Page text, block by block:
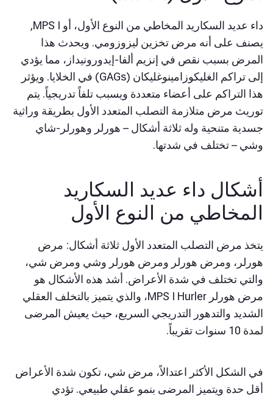
داء عديد السكاريد المخاطي من النوع الأول، أو MPS I,
يصنف على أنه مرض تخزين ليزوزومي. ويحدث هذا
المرض بسبب نقص في إنزيم ألفا-إيدورونيداز، مما يؤدي
إلى تراكم الغليكوزامينوغليكان (GAGs) في الخلايا. ويؤثر
هذا التراكم على أعضاء متعددة ويسبب تلفاً تدريجياً. يتم
توريث مرض متلازمة التصلب المتعدد الأول بطريقة وراثية
جسدية متنحية وله ثلاثة أشكال – هورلر وهورلر-شاي
وشي – تختلف في شدتها.
أشكال داء عديد السكاريد
المخاطي من النوع الأول
يتخذ مرض التصلب المتعدد الأول ثلاثة أشكال: مرض
هورلر، ومرض هورلر ومرض هورلر وشي ومرض شي،
والتي تختلف في شدة الأعراض. أشد هذه الأشكال هو
مرض هورلر MPS I Hurler، والذي يتميز بالتخلف العقلي
الشديد والتدهور التدريجي السريع، حيث يعيش المرضى
لمدة 10 سنوات تقريباً.
في الشكل الأكثر اعتدالاً، مرض شي، تكون شدة الأعراض
أقل حدة ويتميز المرضى بنمو عقلي طبيعي. تؤدي